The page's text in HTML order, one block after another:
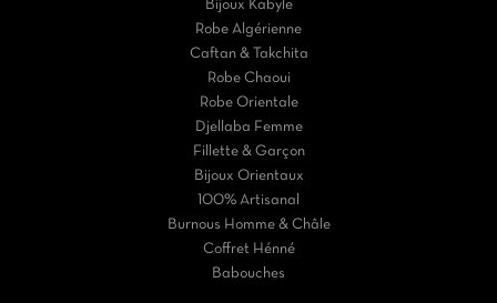
Bijoux Kabyle
Robe Algérienne
Caftan & Takchita
Robe Chaoui
Robe Orientale
Djellaba Femme
Fillette & Garçon
Bijoux Orientaux
100% Artisanal
Burnous Homme & Châle
Coffret Hénné
Babouches